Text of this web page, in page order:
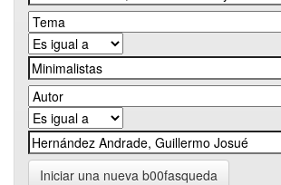
Iniciar una nueva b00fasqueda